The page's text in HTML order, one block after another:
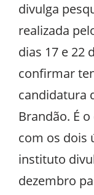
divulga
realizada
dias 17 e 22
confirmar
candidatura
Brandão. É
com os dois
instituto
dezembro